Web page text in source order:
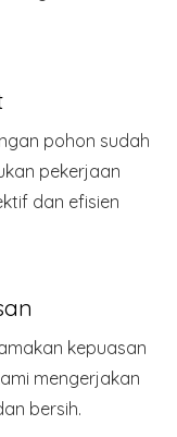
pohon sudah
pekerjaan
dan efisien
kepuasan
mengerjakan
bersih.